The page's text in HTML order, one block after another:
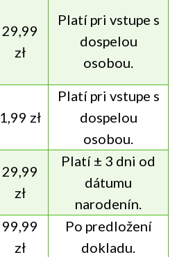
29,99
zł
Platí pri vstupe s
dospelou
osobou.
1,99 zł
Platí pri vstupe s
dospelou
osobou.
29,99
zł
Platí ± 3 dni od
dátumu
narodenín.
99,99
zł
Po predložení
dokladu.